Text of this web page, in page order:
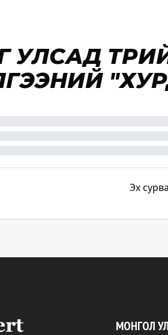
УЛСАД
Эх
МОНГОЛ